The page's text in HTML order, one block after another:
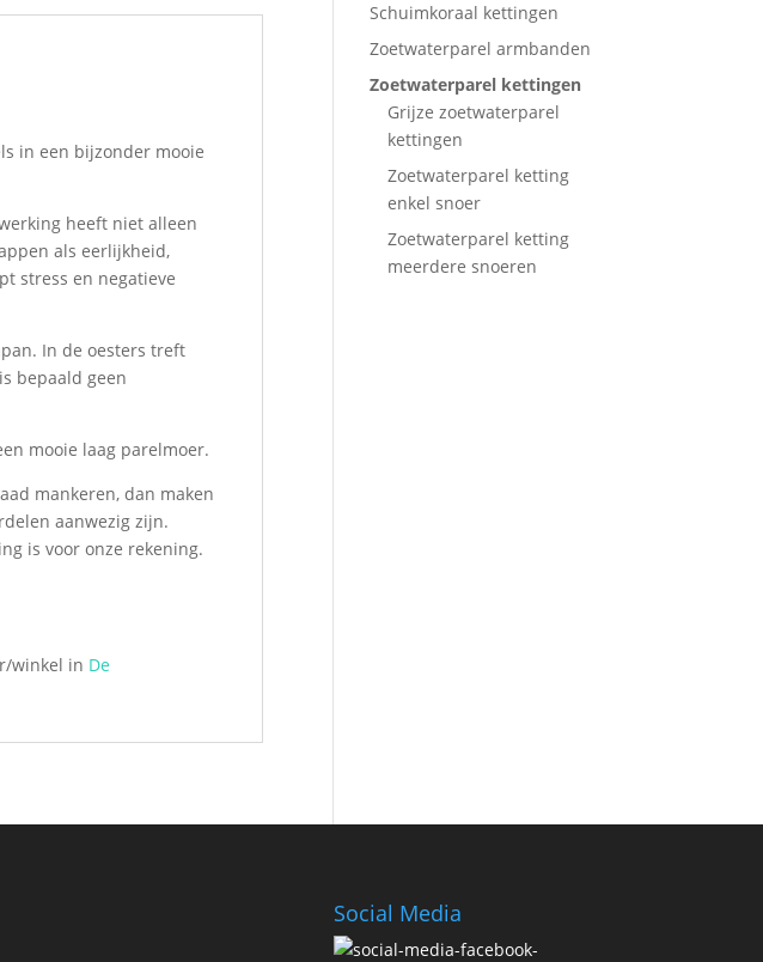
in een bijzonder mooie
heeft niet alleen
als eerlijkheid,
stress en negatieve
In de oesters treft
bepaald geen
mooie laag parelmoer.
mankeren, dan maken
aanwezig zijn.
is voor onze rekening.
winkel in De
Schuimkoraal kettingen
Zoetwaterparel armbanden
Zoetwaterparel kettingen
Grijze zoetwaterparel
kettingen
Zoetwaterparel ketting
enkel snoer
Zoetwaterparel ketting
meerdere snoeren
Social Media